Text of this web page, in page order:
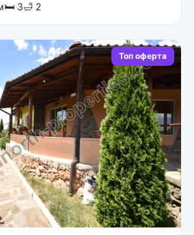
🛏 3🛁 2
Топ оферта